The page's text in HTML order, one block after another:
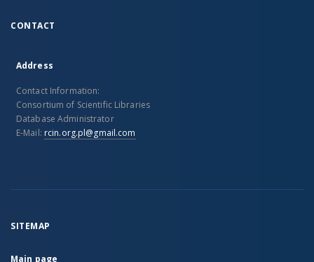
CONTACT
Address
Contact Information:
Consortium of Scientific Libraries
Database Administrator
E-Mail: rcin.org.pl@gmail.com
SITEMAP
Main page